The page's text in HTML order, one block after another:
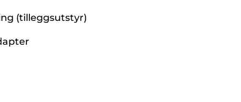
(tilleggsutstyr)